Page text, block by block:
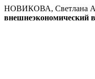
НОВИКОВА, Светлана
внешнеэкономический